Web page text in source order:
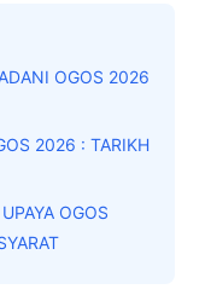
OGOS 2026
2026 : TARIKH
OGOS